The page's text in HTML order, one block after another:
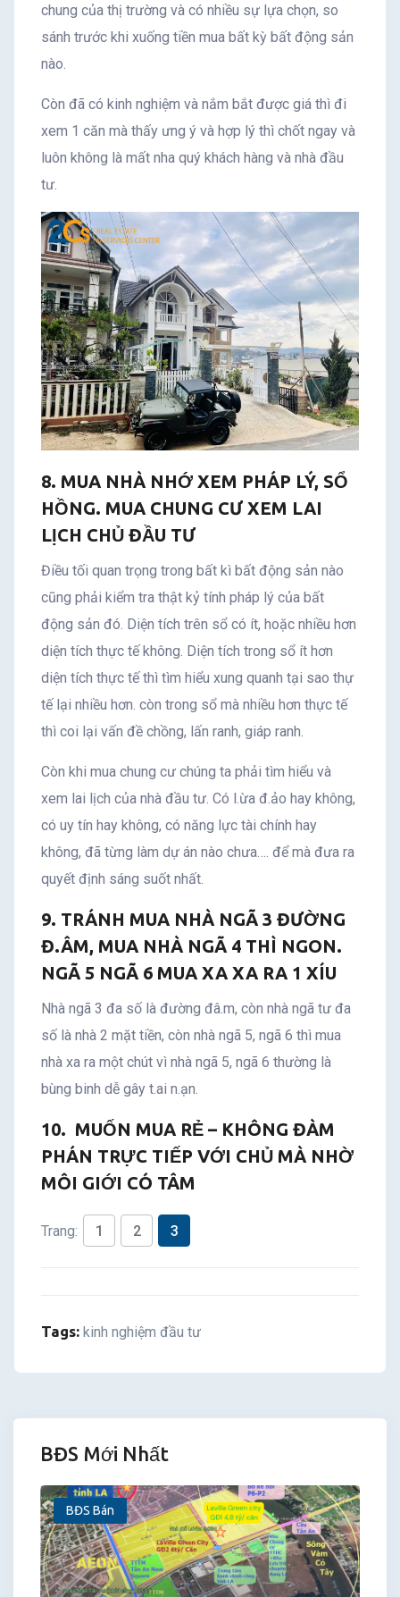
chung của thị trường và có nhiều sự lựa chọn, so
sánh trước khi xuống tiền mua bất kỳ bất động sản
nào.
Còn đã có kinh nghiệm và nắm bắt được giá thì đi
xem 1 căn mà thấy ưng ý và hợp lý thì chốt ngay và
luôn không là mất nha quý khách hàng và nhà đầu
tư.
8. MUA NHÀ NHỚ XEM PHÁP LÝ, SỔ
HỒNG. MUA CHUNG CƯ XEM LAI
LỊCH CHỦ ĐẦU TƯ
Điều tối quan trọng trong bất kì bất động sản nào
cũng phải kiểm tra thật kỷ tính pháp lý của bất
động sản đó. Diện tích trên sổ có ít, hoặc nhiều hơn
diện tích thực tế không. Diện tích trong sổ ít hơn
diện tích thực tế thì tìm hiểu xung quanh tại sao thự
tế lại nhiều hơn. còn trong sổ mà nhiều hơn thực tế
thì coi lại vấn đề chồng, lấn ranh, giáp ranh.
Còn khi mua chung cư chúng ta phải tìm hiểu và
xem lai lịch của nhà đầu tư. Có l.ừa đ.ảo hay không,
có uy tín hay không, có năng lực tài chính hay
không, đã từng làm dự án nào chưa…. để mà đưa ra
quyết định sáng suốt nhất.
9. TRÁNH MUA NHÀ NGÃ 3 ĐƯỜNG
Đ.ÂM, MUA NHÀ NGÃ 4 THÌ NGON.
NGÃ 5 NGÃ 6 MUA XA XA RA 1 XÍU
Nhà ngã 3 đa số là đường đâ.m, còn nhà ngã tư đa
số là nhà 2 mặt tiền, còn nhà ngã 5, ngã 6 thì mua
nhà xa ra một chút vì nhà ngã 5, ngã 6 thường là
bùng binh dễ gây t.ai n.ạn.
10. MUỐN MUA RẺ – KHÔNG ĐÀM
PHÁN TRỰC TIẾP VỚI CHỦ MÀ NHỜ
MÔI GIỚI CÓ TÂM
Trang: 1 2 3
Tags: kinh nghiệm đầu tư
BĐS Mới Nhất
BĐS Bán